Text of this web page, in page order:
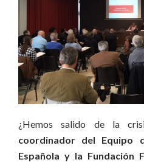
¿Hemos salido de la
coordinador del Equipo
Española y la Fundación